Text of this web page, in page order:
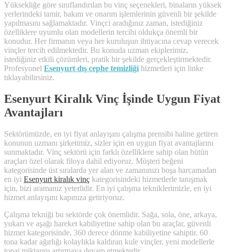
Yüksekliğe göre sınıflandırılan bu vinç seçenekleri, binaların yüksek
yerlerindeki tamir, bakım ve onarım işlemlerinin güvenli bir şekilde
yapılmasını sağlamaktadır. Vinçci aradığınız zaman, istediğiniz
özelliklere uyumlu olan modellerin tercihi oldukça önemli bir
konudur. Her firmanın veya her kuruluşun ihtiyacına cevap verecek
vinçler tercih edilmektedir. Bu konuda uzman ekiplerimiz,
istediğiniz etkili çözümleri, pratik bir şekilde gerçekleştirmektedir.
Profesyonel Esenyurt dış cephe temizliği hizmetleri için linke
tıklayabilirsiniz.
Esenyurt Kiralık Vinç İşinde Uygun Fiyat
Avantajları
Sektörümüzde, en iyi fiyat anlayışını çalışma prensibi haline getiren
konunun uzmanı şirketimiz, sizler için en uygun fiyat avantajlarını
sunmaktadır. Vinç sektörü için farklı özelliklere sahip olan bütün
araçları özel olarak filoya dahil ediyoruz. Müşteri beğeni
kategorisinde üst sıralarda yer alan ve zamanınızı boşa harcamadan
en iyi Esenyurt kiralık vinç kategorisindeki hizmetlerle tanışmak
için, bizi aramanız yeterlidir. En iyi çalışma tekniklerimizle, en iyi
hizmet anlayışını kapınıza getiriyoruz.
Çalışma tekniği bu sektörde çok önemlidir. Sağa, sola, öne, arkaya,
yukarı ve aşağı hareket kabiliyetine sahip olan bu araçlar, güvenli
hizmet kategorisinde, 360 derece dönme kabiliyetine sahiptir. 60
tona kadar ağırlığı kolaylıkla kaldıran kule vinçler, yeni modellerle